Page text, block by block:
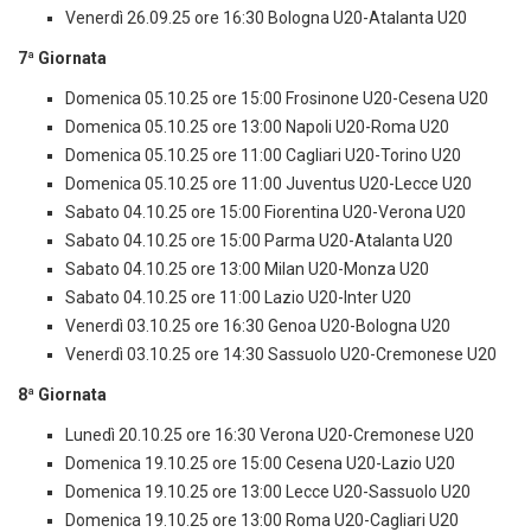
Venerdì 26.09.25 ore 16:30 Bologna U20-Atalanta U20
7ª Giornata
Domenica 05.10.25 ore 15:00 Frosinone U20-Cesena U20
Domenica 05.10.25 ore 13:00 Napoli U20-Roma U20
Domenica 05.10.25 ore 11:00 Cagliari U20-Torino U20
Domenica 05.10.25 ore 11:00 Juventus U20-Lecce U20
Sabato 04.10.25 ore 15:00 Fiorentina U20-Verona U20
Sabato 04.10.25 ore 15:00 Parma U20-Atalanta U20
Sabato 04.10.25 ore 13:00 Milan U20-Monza U20
Sabato 04.10.25 ore 11:00 Lazio U20-Inter U20
Venerdì 03.10.25 ore 16:30 Genoa U20-Bologna U20
Venerdì 03.10.25 ore 14:30 Sassuolo U20-Cremonese U20
8ª Giornata
Lunedì 20.10.25 ore 16:30 Verona U20-Cremonese U20
Domenica 19.10.25 ore 15:00 Cesena U20-Lazio U20
Domenica 19.10.25 ore 13:00 Lecce U20-Sassuolo U20
Domenica 19.10.25 ore 13:00 Roma U20-Cagliari U20